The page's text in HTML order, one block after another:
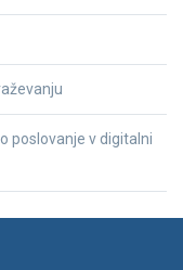
poslovanje v digitalni